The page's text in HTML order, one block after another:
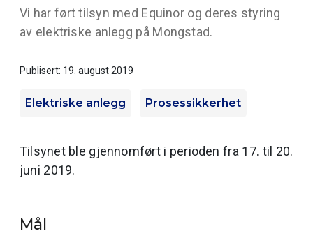
Vi har ført tilsyn med Equinor og deres styring
av elektriske anlegg på Mongstad.
Publisert: 19. august 2019
Elektriske anlegg Prosessikkerhet
Tilsynet ble gjennomført i perioden fra 17. til 20.
juni 2019.
Mål